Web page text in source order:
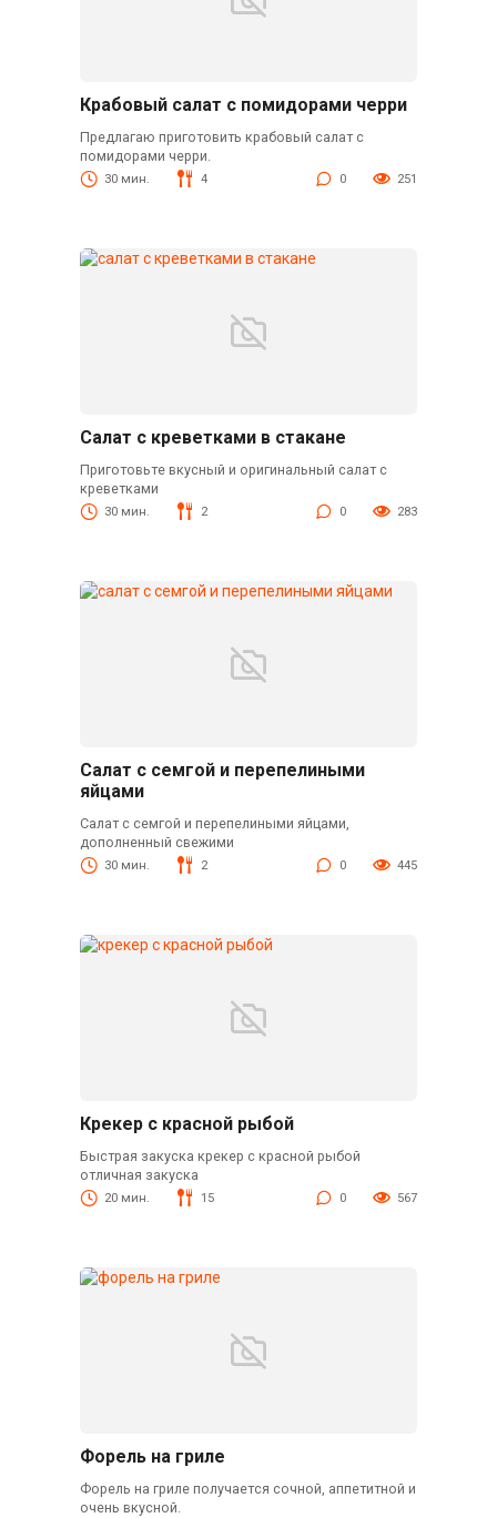
Крабовый салат с помидорами черри
Предлагаю приготовить крабовый салат с
помидорами черри.
30 мин. 4 0 251
Салат с креветками в стакане
Приготовьте вкусный и оригинальный салат с
креветками
30 мин. 2 0 283
Салат с семгой и перепелиными
яйцами
Салат с семгой и перепелиными яйцами,
дополненный свежими
30 мин. 2 0 445
Крекер с красной рыбой
Быстрая закуска крекер с красной рыбой
отличная закуска
20 мин. 15 0 567
Форель на гриле
Форель на гриле получается сочной, аппетитной и
очень вкусной.